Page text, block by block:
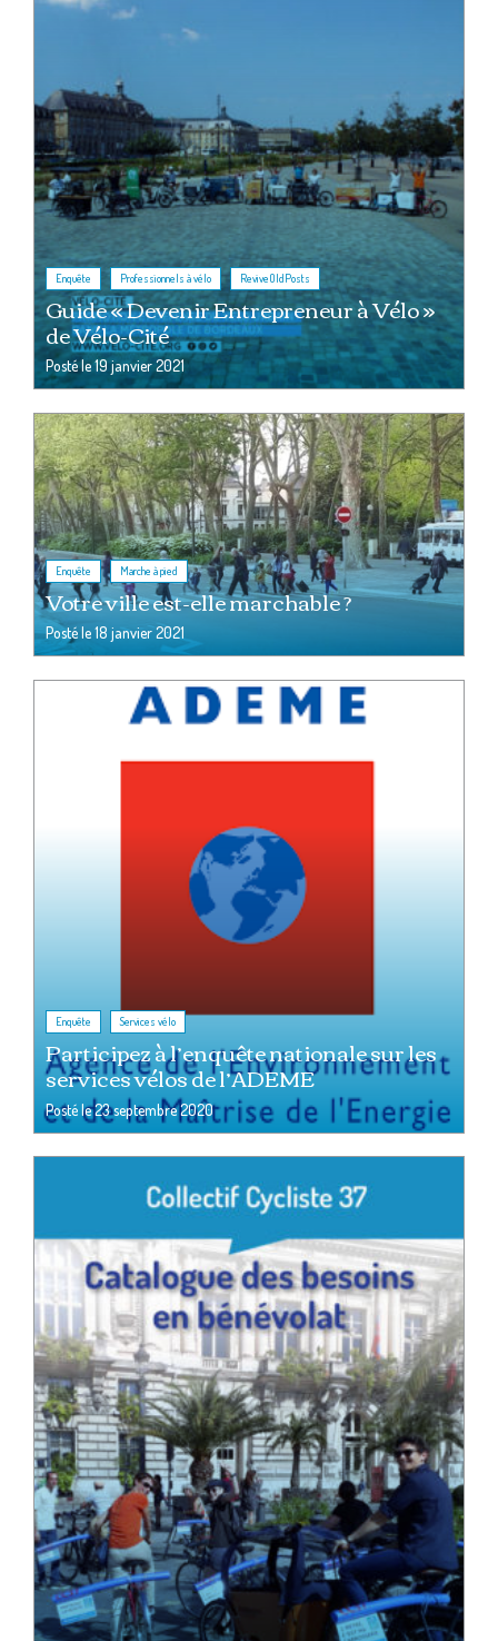
Enquête , Professionnels à vélo , ReviveOldPosts
Guide « Devenir Entrepreneur à Vélo »
de Vélo-Cité
Posté le19 janvier 2021
Enquête , Marche à pied
Votre ville est-elle marchable ?
Posté le18 janvier 2021
Enquête Services vélo
Participez à l’enquête nationale sur les
services vélos de l’ADEME
Posté le23 septembre 2020